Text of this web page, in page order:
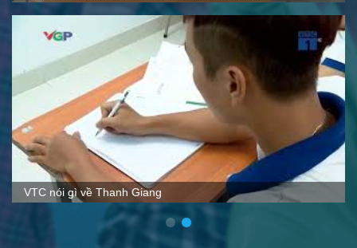
VTC nói gì về Thanh Giang